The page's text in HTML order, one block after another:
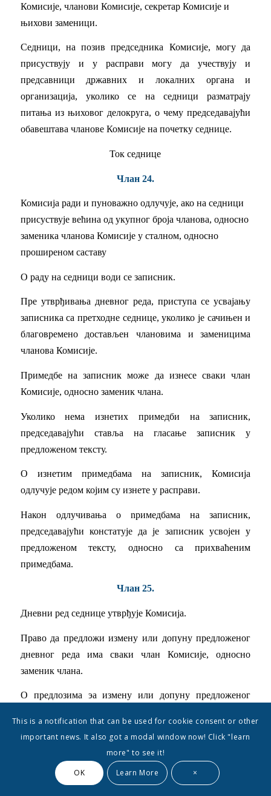
Комисије, чланови Комисије, секретар Комисије и
њихови заменици.
Седници, на позив председника Комисије, могу да
присуствују и у расправи могу да учествују и
предсавници државних и локалних органа и
организација, уколико се на седници разматрају
питања из њиховог делокруга, о чему председавајући
обавештава чланове Комисије на почетку седнице.
Ток седнице
Члан 24.
Комисија ради и пуноважно одлучује, ако на седници
присуствује већина од укупног броја чланова, односно
заменика чланова Комисије у сталном, односно
проширеном саставу
О раду на седници води се записник.
Пре утврђивања дневног реда, приступа се усвајању
записника са претходне седнице, уколико је сачињен и
благовремено достављен члановима и заменицима
чланова Комисије.
Примедбе на записник може да изнесе сваки члан
Комисије, односно заменик члана.
Уколико нема изнетих примедби на записник,
председавајући ставља на гласање записник у
предложеном тексту.
О изнетим примедбама на записник, Комисија
одлучује редом којим су изнете у расправи.
Након одлучивања о nримедбама на записник,
председавајући констатује да је записник усвојен у
предложеном тексту, односно са прихваћеним
примедбама.
Члан 25.
Дневни ред седнице утврђује Комисија.
Право да предложи измену или допуну предложеног
дневног реда има сваки члан Комисије, односно
заменик члана.
О предлозима эа измену или допуну предложеног
предлозима за измену, односно допуну предложеног
дневног реда, Комисија гласа о усвајању дневног реда
у целини. На предлог председавајућег или члана
This is a notification that can be used for cookie consent or other
important news. It also got a modal window now! Click "learn
more" to see it!
OK
Learn More ×